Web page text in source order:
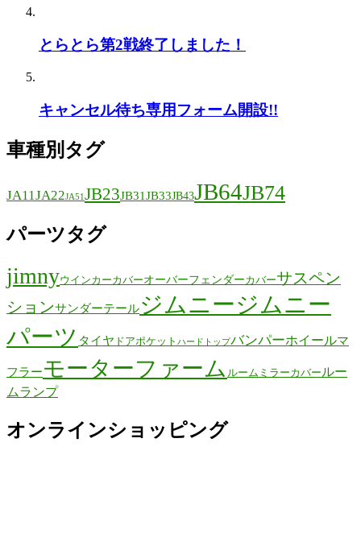
とらとら第2戦終了しました！
キャンセル待ち専用フォーム開設!!
車種別タグ
JA11JA22JA51 JB23JB31JB33JB43JB64JB74
パーツタグ
jimnyウインカーカバーオーバーフェンダーカバーサスペン
ションサンダーテールジムニージムニー
パーツ タイヤ ドアポケット ハードトップバンパーホイールマ
フラーモーターファーム ルームミラーカバー ルー
ムランプ
オンラインショッピング